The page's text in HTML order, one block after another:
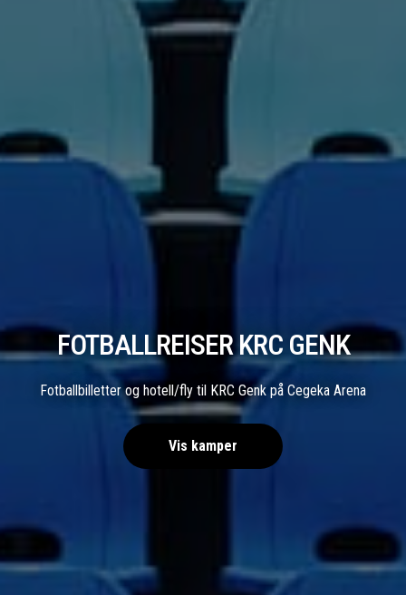
FOTBALLREISER KRC GENK
Fotballbilletter og hotell/fly til KRC Genk på Cegeka Arena
Vis kamper